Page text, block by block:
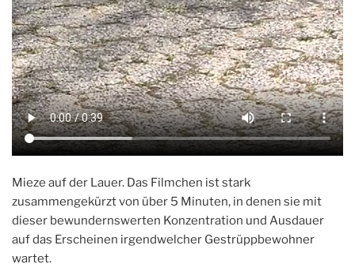
Mieze auf der Lauer. Das Filmchen ist stark
zusammengekürzt von über 5 Minuten, in denen sie mit
dieser bewundernswerten Konzentration und Ausdauer
auf das Erscheinen irgendwelcher Gestrüppbewohner
wartet.